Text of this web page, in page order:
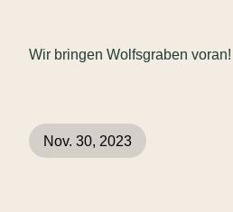
Wir bringen Wolfsgraben voran!
Nov. 30, 2023